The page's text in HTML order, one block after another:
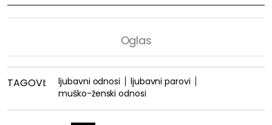
TAGOVI: ljubavni odnosi
ljubavni parovi
muško-ženski odnosi